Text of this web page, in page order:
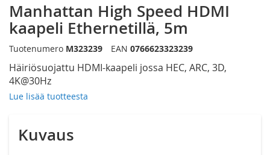
kuvagallerian
alkuun
Manhattan High Speed HDMI
kaapeli Ethernetillä, 5m
Häiriösuojattu HDMI-kaapeli jossa HEC, ARC, 3D,
4K@30Hz
Lue lisää tuotteesta
Tuotenumero M323239 EAN 0766623323239
Kuvaus